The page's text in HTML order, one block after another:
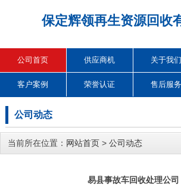
保定辉领再生资源回收
公司首页 供应商机 关于我们
客户案例 荣誉认证 售后服务
公司动态
当前所在位置： 网站首页 > 公司动态
易县事故车回收处理公司